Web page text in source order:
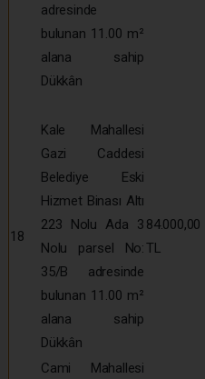
adresinde
bulunan 11.00 m²
alana sahip
Dükkân
18
Kale Mahallesi
Gazi Caddesi
Belediye Eski
Hizmet Binası Altı
223 Nolu Ada 3
Nolu parsel No:
35/B adresinde
bulunan 11.00 m²
alana sahip
Dükkân
84.000,00
TL
Cami Mahallesi